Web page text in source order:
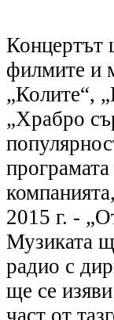
Концертът
филмите и
„Колите“,
„Храбро
2015 г. -
Музиката
радио с
ще се